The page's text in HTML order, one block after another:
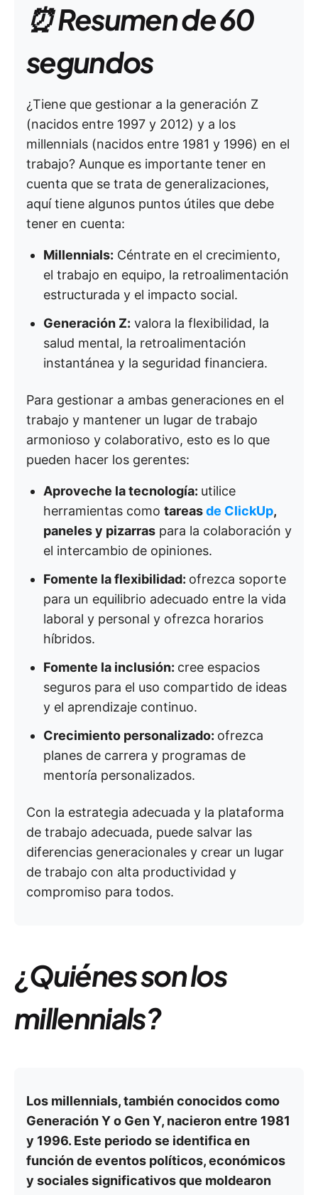
⏰ Resumen de 60
segundos
¿Tiene que gestionar a la generación Z
(nacidos entre 1997 y 2012) y a los
millennials (nacidos entre 1981 y 1996) en el
trabajo? Aunque es importante tener en
cuenta que se trata de generalizaciones,
aquí tiene algunos puntos útiles que debe
tener en cuenta:
Millennials: Céntrate en el crecimiento,
el trabajo en equipo, la retroalimentación
estructurada y el impacto social.
Generación Z: valora la flexibilidad, la
salud mental, la retroalimentación
instantánea y la seguridad financiera.
Para gestionar a ambas generaciones en el
trabajo y mantener un lugar de trabajo
armonioso y colaborativo, esto es lo que
pueden hacer los gerentes:
Aproveche la tecnología: utilice
herramientas como tareasde ClickUp,
paneles y pizarras para la colaboración y
el intercambio de opiniones.
Fomente la flexibilidad: ofrezca soporte
para un equilibrio adecuado entre la vida
laboral y personal y ofrezca horarios
híbridos.
Fomente la inclusión: cree espacios
seguros para el uso compartido de ideas
y el aprendizaje continuo.
Crecimiento personalizado: ofrezca
planes de carrera y programas de
mentoría personalizados.
Con la estrategia adecuada y la plataforma
de trabajo adecuada, puede salvar las
diferencias generacionales y crear un lugar
de trabajo con alta productividad y
compromiso para todos.
¿Quiénes son los
millennials?
Los millennials, también conocidos como
Generación Y o Gen Y, nacieron entre 1981
y 1996. Este periodo se identifica en
función de eventos políticos, económicos
y sociales significativos que moldearon